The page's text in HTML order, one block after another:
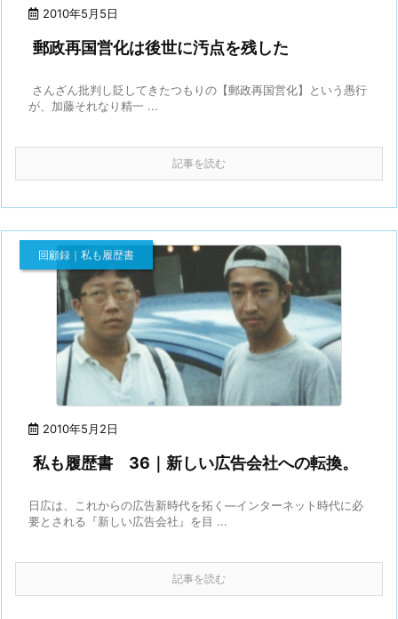
2010年5月5日
郵政再国営化は後世に汚点を残した
さんざん批判し貶してきたつもりの【郵政再国営化】という愚行
が、加藤それなり精一 ...
記事を読む
2010年5月2日
回顧録｜私も履歴書
私も履歴書 36｜新しい広告会社への転換。
日広は、これからの広告新時代を拓く—インターネット時代に必
要とされる『新しい広告会社』を目 ...
記事を読む